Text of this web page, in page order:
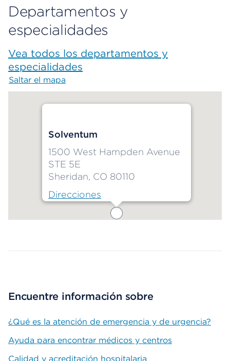
Departamentos y
especialidades
Vea todos los departamentos y
especialidades
Saltar el mapa
Solventum
1500 West Hampden Avenue
STE 5E
Sheridan, CO 80110
Direcciones
Encuentre información sobre
¿Qué es la atención de emergencia y de urgencia?
Ayuda para encontrar médicos y centros
Calidad y acreditación hospitalaria